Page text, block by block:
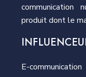
communication
produit dont le
E-communication